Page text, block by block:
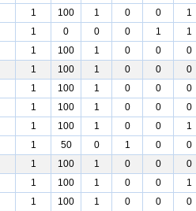
1 100 1 0 0
1
1 0 0 0 1
1
1 100 1 0 0
0
1 100 1 0 0
0
1 100 1 0 0
0
1 100 1 0 0
0
1 100 1 0 0
1
1 50 0 1 0
0
1 100 1 0 0
0
1 100 1 0 0
1
1 100 1 0 0
0